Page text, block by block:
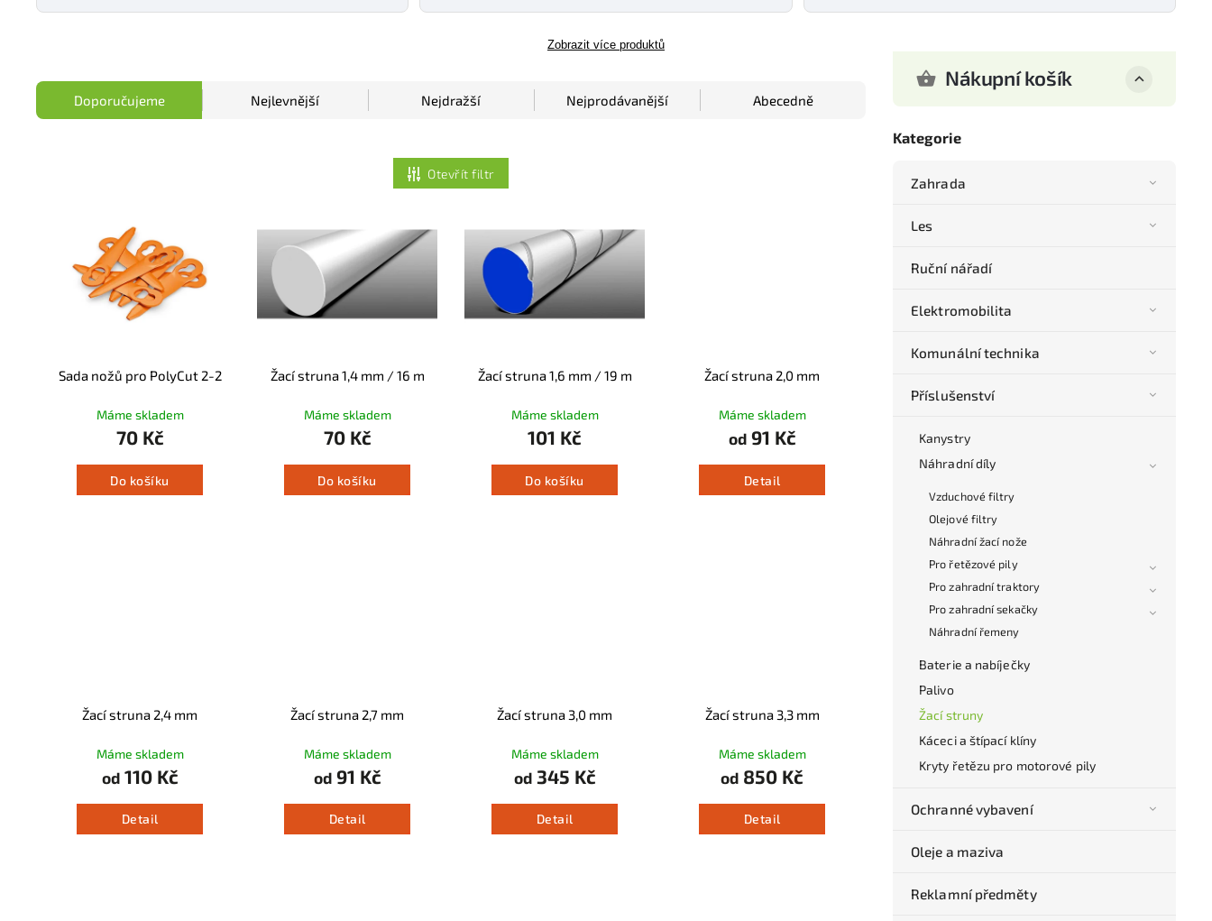
Zobrazit více produktů
Nákupní košík
Kategorie
Zahrada
Les
Ruční nářadí
Elektromobilita
Komunální technika
Příslušenství
Kanystry
Náhradní díly
Vzduchové filtry
Olejové filtry
Náhradní žací nože
Pro řetězové pily
Pro zahradní traktory
Pro zahradní sekačky
Náhradní řemeny
Baterie a nabíječky
Palivo
Žací struny
Káceci a štípací klíny
Kryty řetězu pro motorové pily
Ochranné vybavení
Oleje a maziva
Reklamní předměty
Doporučujeme Nejlevnější Nejdražší Nejprodávanější Abecedně
Otevřít filtr
Sada nožů pro PolyCut 2-2
Máme skladem
70 Kč
Do košíku
Žací struna 1,4 mm / 16 m
Máme skladem
70 Kč
Do košíku
Žací struna 1,6 mm / 19 m
Máme skladem
101 Kč
Do košíku
Žací struna 2,0 mm
Máme skladem
od91 Kč
Detail
Žací struna 2,4 mm
Máme skladem
od110 Kč
Detail
Žací struna 2,7 mm
Máme skladem
od91 Kč
Detail
Žací struna 3,0 mm
Máme skladem
od345 Kč
Detail
Žací struna 3,3 mm
Máme skladem
od 850 Kč
Detail